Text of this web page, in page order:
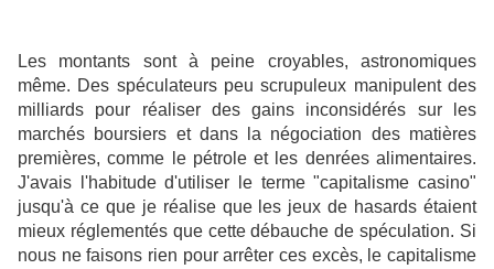
Les montants sont à peine croyables, astronomiques
même. Des spéculateurs peu scrupuleux manipulent des
milliards pour réaliser des gains inconsidérés sur les
marchés boursiers et dans la négociation des matières
premières, comme le pétrole et les denrées alimentaires.
J'avais l'habitude d'utiliser le terme "capitalisme casino"
jusqu'à ce que je réalise que les jeux de hasards étaient
mieux réglementés que cette débauche de spéculation. Si
nous ne faisons rien pour arrêter ces excès, le capitalisme